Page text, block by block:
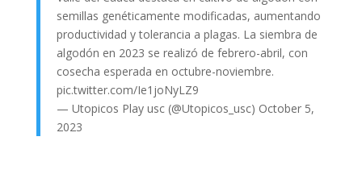
semillas genéticamente modificadas, aumentando
productividad y tolerancia a plagas. La siembra de
algodón en 2023 se realizó de febrero-abril, con
cosecha esperada en octubre-noviembre.
pic.twitter.com/Ie1joNyLZ9
— Utopicos Play usc (@Utopicos_usc) October 5,
2023